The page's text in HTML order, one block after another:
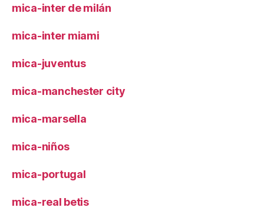
mica-inter de milán
mica-inter miami
mica-juventus
mica-manchester city
mica-marsella
mica-niños
mica-portugal
mica-real betis